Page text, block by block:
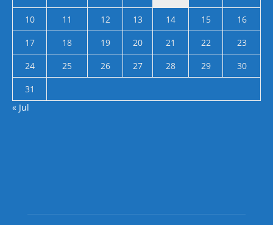
10
11 12 13 14 15
16
17
18 19 20 21 22
23
24
25 26 27 28 29
30
31
« Jul